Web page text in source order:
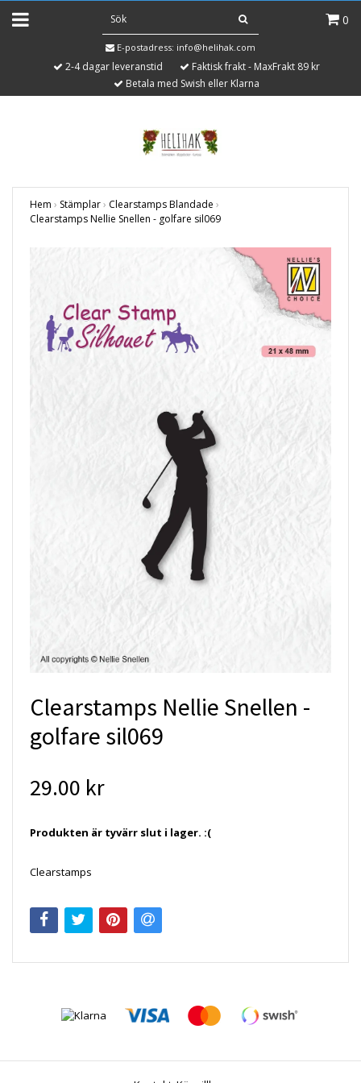
0
E-postadress: info@helihak.com
2-4 dagar leveranstid
Faktisk frakt - MaxFrakt 89 kr
Betala med Swish eller Klarna
Hem › Stämplar› Clearstamps Blandade ›
Clearstamps Nellie Snellen - golfare sil069
Clearstamps Nellie Snellen -
golfare sil069
29.00 kr
Produkten är tyvärr slut i lager. :(
Clearstamps